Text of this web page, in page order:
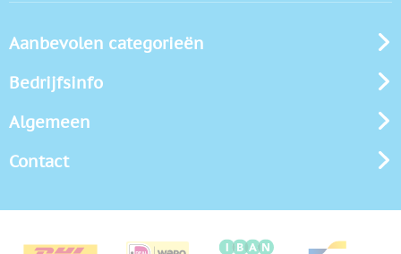
Aanbevolen categorieën
Bedrijfsinfo
Algemeen
Contact